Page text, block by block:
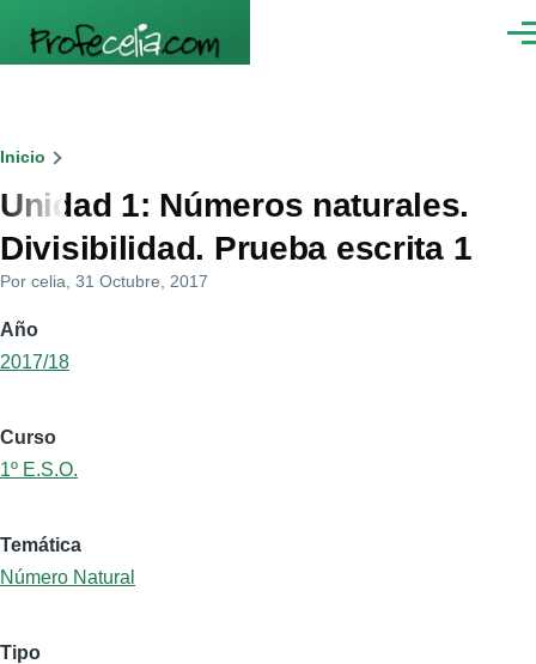
Ruta
de
navegación
Inicio
Unidad 1: Números naturales.
Divisibilidad. Prueba escrita 1
Por celia , 31 Octubre, 2017
Año
2017/18
Curso
1º E.S.O.
Temática
Número Natural
Tipo